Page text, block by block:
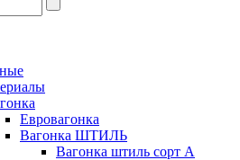
Евровагонка
Вагонка ШТИЛЬ
Вагонка штиль сорт А